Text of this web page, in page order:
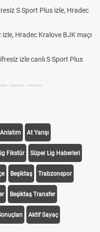
S Sport Plus izle, Hradec
Hradec Kralove BJK maçı
izle canlı S Sport Plus
At Yarışı
Fikstür Süper Lig Haberleri
Beşiktaş Trabzonspor
Beşiktaş Transfer
Aktif Sayaç